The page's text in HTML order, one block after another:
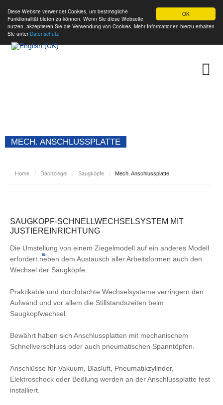
OK
Diese Website verwendet Cookies, um bestmögliche
Funktionalität bieten zu können. Wenn Sie diese Webseite
nutzen, akzeptieren Sie die Verwendung von Cookies. Mehr Informationen hierzu erhalten
Sie unter Datenschutz
MECH. ANSCHLUSSPLATTE
Home / Dachziegel / Saugköpfe / Mech. Anschlussplatte
SAUGKOPF-SCHNELLWECHSELSYSTEM MIT
JUSTIEREINRICHTUNG
Die Umstellung von einem Ziegelmodell auf ein anderes Modell
erfordert neben dem Austausch aller Arbeitsformen auch den
Wechsel der Saugköpfe.
Praktikable und durchdachte Wechselsysteme verringern den
Aufwand und vor allem die Stillstandszeiten beim
Saugkopfwechsel.
Bewährt haben sich Anschlussplatten mit mechanischem
Schnellverschluss oder auch pneumatischen Spanntöpfen.
Anschlüsse für Vakuum, Blasluft, Pneumatikzylinder,
Elektroschock oder Beölung werden an der Anschlussplatte fest
installiert.
«
»